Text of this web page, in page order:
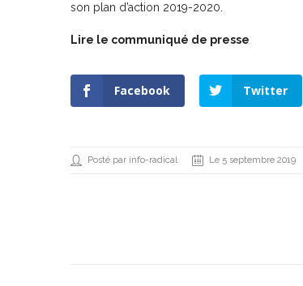
son plan d’action 2019-2020.
Lire le communiqué de presse
Facebook Twitter
Posté par info-radical Le 5 septembre 2019